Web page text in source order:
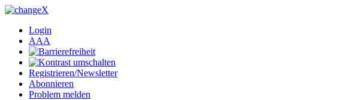
Login
AAA
Registrieren/Newsletter
Abonnieren
Problem melden